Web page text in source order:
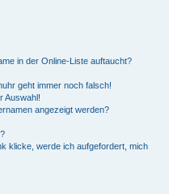
in der Online-Liste auftaucht?
geht immer noch falsch!
Auswahl!
angezeigt werden?
klicke, werde ich aufgefordert, mich